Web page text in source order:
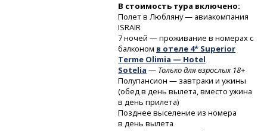
В стоимость тура включено:
Полет в Любляну — авиакомпания
ISRAIR
7 ночей — проживание в номерах с
балконом в отеле 4* Superior
Terme Olimia — Hotel
Sotelia — Только для взрослых 18+
Полупансион — завтраки и ужины
(обед в день вылета, вместо ужина
в день прилета)
Позднее выселение из номера
в день вылета